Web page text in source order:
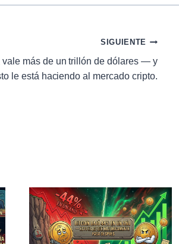
SIGUIENTE
vale más de un trillón de dólares — y
le está haciendo al mercado cripto.